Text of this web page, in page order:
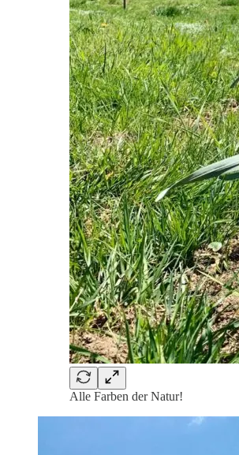
Alle Farben der Natur!